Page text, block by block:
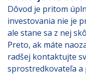
Dôvod je pritom
investovania nie je
ale stane sa z nej
Preto, ak máte
radšej kontaktujte
sprostredkovateľa a